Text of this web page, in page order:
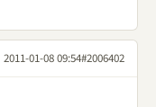
2011-01-08 09:54#2006402